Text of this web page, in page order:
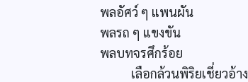
พลอัศว์ ๆ แพนผัน
พลรถ ๆ แขงขัน
พลบทจรศึกร้อย
เลือกล้วนพิริยเชี่ยวอ้าง